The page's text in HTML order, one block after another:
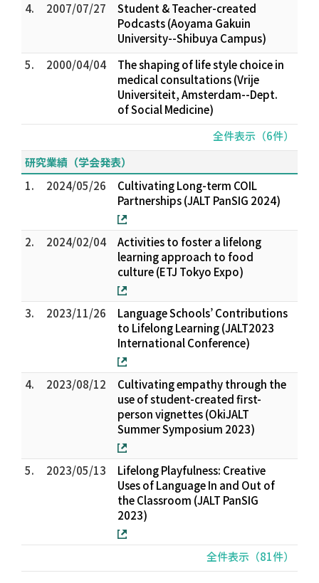
4.
2007/07/27
Student & Teacher-created
Podcasts (Aoyama Gakuin
University--Shibuya Campus)
5.
2000/04/04
The shaping of life style choice in
medical consultations (Vrije
Universiteit, Amsterdam--Dept.
of Social Medicine)
全件表示（6件）
研究業績（学会発表）
1.
2024/05/26
Cultivating Long-term COIL
Partnerships (JALT PanSIG 2024)
2. 2024/02/04
Activities to foster a lifelong
learning approach to food
culture (ETJ Tokyo Expo)
3. 2023/11/26
Language Schools’ Contributions
to Lifelong Learning (JALT2023
International Conference)
4. 2023/08/12
Cultivating empathy through the
use of student-created first-
person vignettes (OkiJALT
Summer Symposium 2023)
5. 2023/05/13
Lifelong Playfulness: Creative
Uses of Language In and Out of
the Classroom (JALT PanSIG
2023)
全件表示（81件）